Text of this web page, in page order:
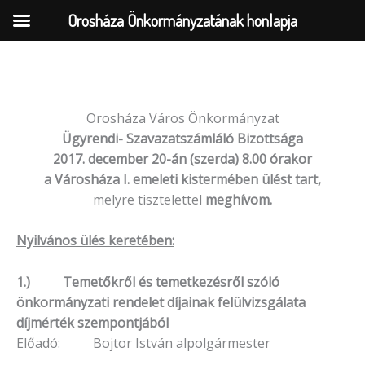
Orosháza Város Önkormányzat
Ügyrendi- Szavazatszámláló Bizottsága
2017. december 20-án (szerda) 8.00 órakor
a Városháza I. emeleti kistermében ülést tart,
melyre tisztelettel meghívom.
Nyilvános ülés keretében:
1.) Temetőkről és temetkezésről szóló
önkormányzati rendelet díjainak felülvizsgálata
díjmérték szempontjából
Előadó: Bojtor István alpolgármester
Orosháza Önkormányzatának honlapja